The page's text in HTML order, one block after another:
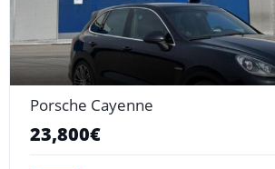
Porsche Cayenne
23,800€